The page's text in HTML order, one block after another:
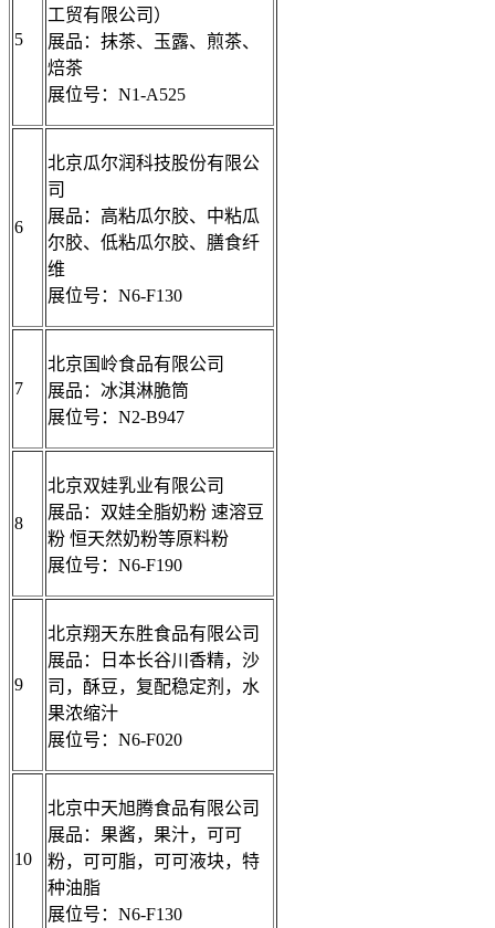
5
工贸有限公司）
展品：抹茶、玉露、煎茶、
焙茶
展位号：N1-A525
6
北京瓜尔润科技股份有限公
司
展品：高粘瓜尔胶、中粘瓜
尔胶、低粘瓜尔胶、膳食纤
维
展位号：N6-F130
7
北京国岭食品有限公司
展品：冰淇淋脆筒
展位号：N2-B947
8
北京双娃乳业有限公司
展品：双娃全脂奶粉 速溶豆
粉 恒天然奶粉等原料粉
展位号：N6-F190
9
北京翔天东胜食品有限公司
展品：日本长谷川香精，沙
司，酥豆，复配稳定剂，水
果浓缩汁
展位号：N6-F020
10
北京中天旭腾食品有限公司
展品：果酱，果汁，可可
粉，可可脂，可可液块，特
种油脂
展位号：N6-F130